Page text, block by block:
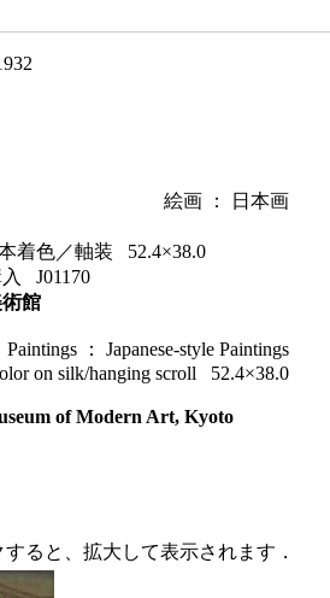
絵画 ： 日本画
着色／軸装 52.4×38.0
J01170
館
Paintings ： Japanese-style Paintings
on silk/hanging scroll 52.4×38.0
of Modern Art, Kyoto
ると、拡大して表示されます．